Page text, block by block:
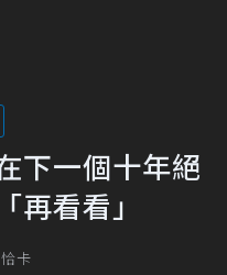
下一個十年絕
再看看」
卡